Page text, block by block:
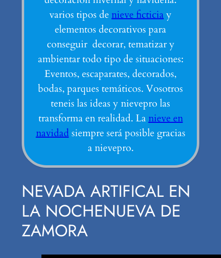
varios tipos de nieve ficticia y
elementos decorativos para
conseguir decorar, tematizar y
ambientar todo tipo de situaciones:
Eventos, escaparates, decorados,
bodas, parques temáticos. Vosotros
teneis las ideas y nievepro las
transforma en realidad. La nieve en
navidad siempre será posible gracias
a nievepro.
NEVADA ARTIFICAL EN
LA NOCHENUEVA DE
ZAMORA